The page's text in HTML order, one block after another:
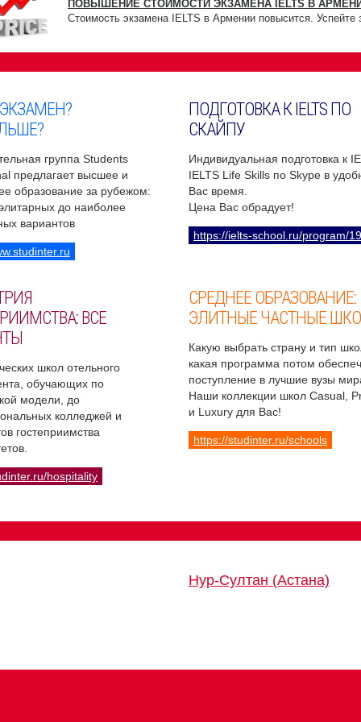
ПОВЫШЕНИЕ СТОИМОСТИ ЭКЗАМЕНА IELTS В
Стоимость экзамена IELTS в Армении повысится. Успейте
группа Students
предлагает высшее и
образование за рубежом:
до наиболее
вариантов
ПОДГОТОВКА К IELTS ПО
СКАЙПУ
Индивидуальная подготовка к
IELTS Life Skills по Skype в
Вас время.
Цена Вас обрадует!
https://ielts-school.ru/program/19
ВСЕ
школ отельного
обучающих по
модели, до
колледжей и
гостеприимства
hospitality
СРЕДНЕЕ ОБРАЗОВАНИЕ:
ЭЛИТНЫЕ ЧАСТНЫЕ
Какую выбрать страну и тип
какая программа потом
поступление в лучшие вузы
Наши коллекции школ Casual,
и Luxury для Вас!
https://studinter.ru/schools
Нур-Султан (Астана)